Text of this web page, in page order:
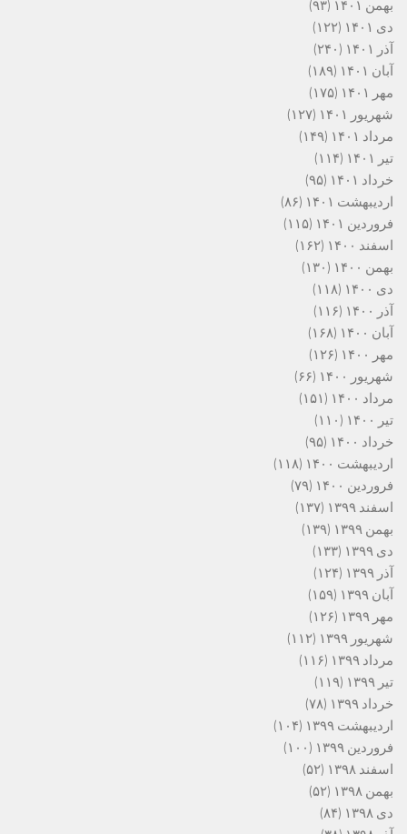
بهمن ۱۴۰۱
(۹۳)
دی ۱۴۰۱
(۱۲۲)
آذر ۱۴۰۱
(۲۴۰)
آبان ۱۴۰۱
(۱۸۹)
مهر ۱۴۰۱
(۱۷۵)
شهریور ۱۴۰۱
(۱۲۷)
مرداد ۱۴۰۱
(۱۴۹)
تیر ۱۴۰۱
(۱۱۴)
خرداد ۱۴۰۱
(۹۵)
اردیبهشت ۱۴۰۱
(۸۶)
فروردین ۱۴۰۱
(۱۱۵)
اسفند ۱۴۰۰
(۱۶۲)
بهمن ۱۴۰۰
(۱۳۰)
دی ۱۴۰۰
(۱۱۸)
آذر ۱۴۰۰
(۱۱۶)
آبان ۱۴۰۰
(۱۶۸)
مهر ۱۴۰۰
(۱۲۶)
شهریور ۱۴۰۰
(۶۶)
مرداد ۱۴۰۰
(۱۵۱)
تیر ۱۴۰۰
(۱۱۰)
خرداد ۱۴۰۰
(۹۵)
اردیبهشت ۱۴۰۰
(۱۱۸)
فروردین ۱۴۰۰
(۷۹)
اسفند ۱۳۹۹
(۱۳۷)
بهمن ۱۳۹۹
(۱۳۹)
دی ۱۳۹۹
(۱۳۳)
آذر ۱۳۹۹
(۱۲۴)
آبان ۱۳۹۹
(۱۵۹)
مهر ۱۳۹۹
(۱۲۶)
شهریور ۱۳۹۹
(۱۱۲)
مرداد ۱۳۹۹
(۱۱۶)
تیر ۱۳۹۹
(۱۱۹)
خرداد ۱۳۹۹
(۷۸)
اردیبهشت ۱۳۹۹
(۱۰۴)
فروردین ۱۳۹۹
(۱۰۰)
اسفند ۱۳۹۸
(۵۲)
بهمن ۱۳۹۸
(۵۲)
دی ۱۳۹۸
(۸۴)